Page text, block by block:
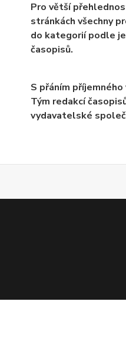
Pro větší
stránkách všechny
do kategorií podle
časopisů.
S přáním příjemného
Tým redakcí
vydavatelské